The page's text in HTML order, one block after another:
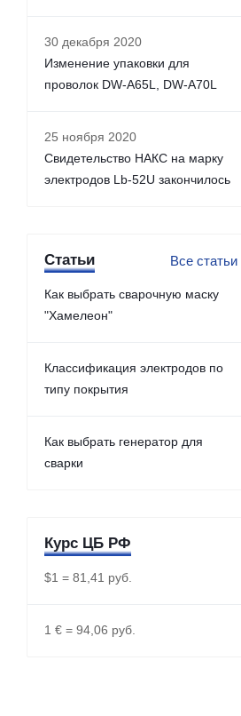
30 декабря 2020
Изменение упаковки для
проволок DW-A65L, DW-A70L
25 ноября 2020
Свидетельство НАКС на марку
электродов Lb-52U закончилось
Статьи Все статьи
Как выбрать сварочную маску
"Хамелеон"
Классификация электродов по
типу покрытия
Как выбрать генератор для
сварки
Курс ЦБ РФ
$1 = 81,41 руб.
1 € = 94,06 руб.